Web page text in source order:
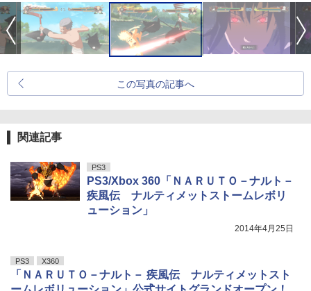
この写真の記事へ
関連記事
PS3
PS3/Xbox 360「ＮＡＲＵＴＯ－ナルト－
疾風伝 ナルティメットストームレボリ
ューション」
2014年4月25日
PS3 X360
「ＮＡＲＵＴＯ－ナルト－ 疾風伝 ナルティメットスト